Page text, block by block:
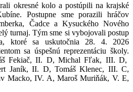
okresné kolo a postúpili na krajské
Postupne sme porazili hráčov
Čadce a Kysuckého Nového
turnaj. Tým sme si vybojovali postup
ktoré sa uskutočnia 28. 4. 2026
sa úspešnú reprezentáciu školy.
Fekiač, II. D, Michal Fľak, III. D,
Janík, II. D, Tomáš Klenec, III. C,
Macko, IV. A, Maroš Muriňák, V. E,